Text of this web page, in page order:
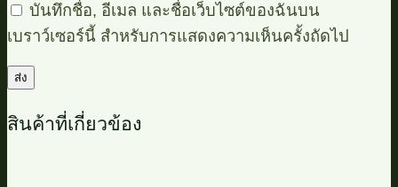
บันทึกชื่อ, อีเมล และชื่อเว็บไซต์ของฉันบน
เบราว์เซอร์นี้ สำหรับการแสดงความเห็นครั้งถัดไป
สินค้าที่เกี่ยวข้อง